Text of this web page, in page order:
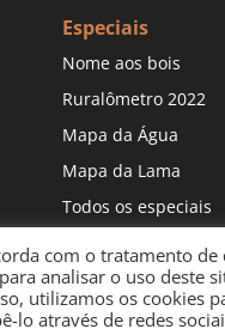
Especiais
Nome aos bois
Ruralômetro 2022
Mapa da Água
Mapa da Lama
Todos os especiais
com o tratamento de
analisar o uso deste
utilizamos os cookies
lo através de redes